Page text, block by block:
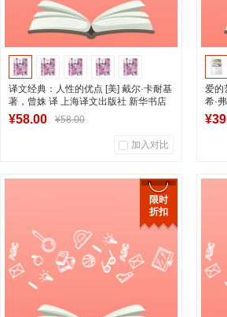
译文经典：人性的优点 [美] 戴尔·卡耐基
著，曾姝 译 上海译文出版社 新华书店
正版图书
¥58.00 ¥58.00
加入对比
加入购物车
爱的
希·
社
限时
折扣